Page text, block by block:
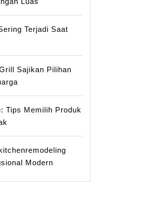
Terjadi Saat
Sajikan Pilihan
Tips Memilih Produk
Modern